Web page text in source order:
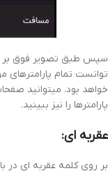
سپس طبق تصویر فوق بر
توانست تمام پارامترهای
خواهد بود. میتوانید
پارامترها را نیز ببینید.
عقربه ای:
بر روی کلمه عقربه ای در